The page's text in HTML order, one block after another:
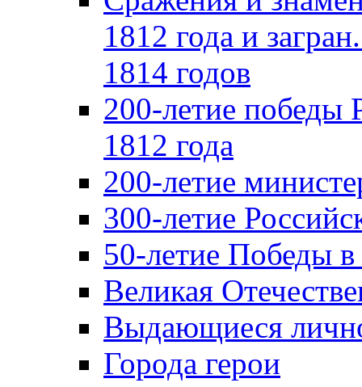
1812 года и
1814 годов
200-летие победы
1812 года
200-летие
300-летие
50-летие Победы
Великая
Выдающиеся
Города герои